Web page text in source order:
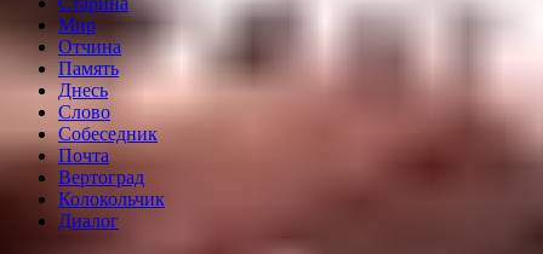
Мир
Отчина
Память
Днесь
Слово
Собеседник
Почта
Вертоград
Колокольчик
Диалог